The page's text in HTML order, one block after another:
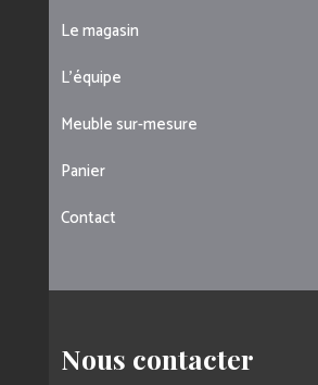
Le magasin
L’équipe
Meuble sur-mesure
Panier
Contact
Nous contacter